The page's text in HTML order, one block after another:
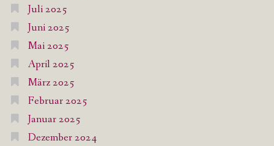
Juli 2025
Juni 2025
Mai 2025
April 2025
März 2025
Februar 2025
Januar 2025
Dezember 2024